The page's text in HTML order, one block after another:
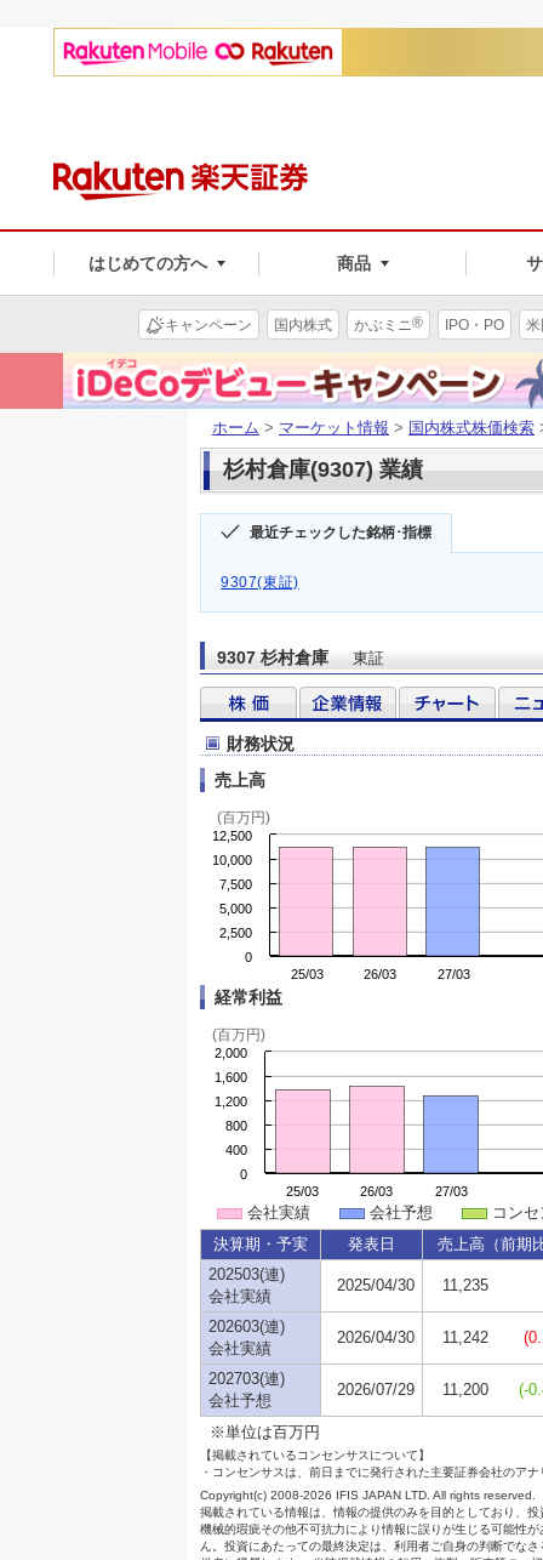
はじめての方へ 商品
キャンペーン 国内株式 かぶミニ® IPO・PO
ホーム > マーケット情報 > 国内株式株価検索
杉村倉庫(9307) 業績
最近チェックした銘柄･指標
9307(東証)
9307 杉村倉庫 東証